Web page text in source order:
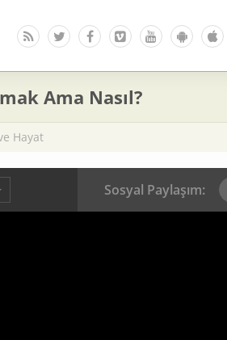
Ama Nasıl?
Hayat
Sosyal Paylaşım: